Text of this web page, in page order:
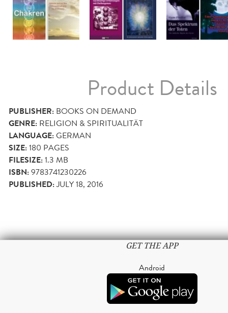
Product Details
PUBLISHER: BOOKS ON DEMAND
GENRE: RELIGION & SPIRITUALITÄT
LANGUAGE:GERMAN
SIZE:180 PAGES
FILESIZE:1.3 MB
ISBN:9783741230226
PUBLISHED:JULY 18, 2016
GET THE APP
Android